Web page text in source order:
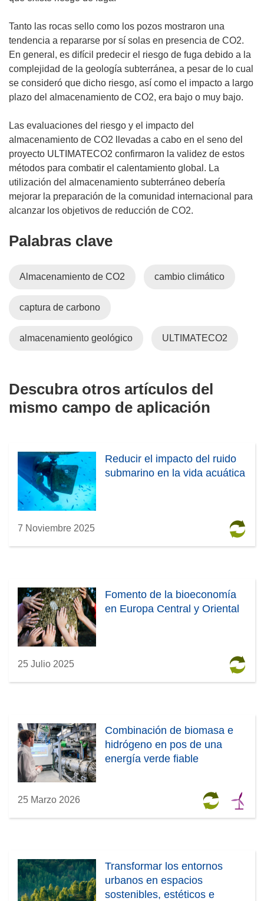
Tanto las rocas sello como los pozos mostraron una
tendencia a repararse por sí solas en presencia de CO2.
En general, es difícil predecir el riesgo de fuga debido a la
complejidad de la geología subterránea, a pesar de lo cual
se consideró que dicho riesgo, así como el impacto a largo
plazo del almacenamiento de CO2, era bajo o muy bajo.
Las evaluaciones del riesgo y el impacto del
almacenamiento de CO2 llevadas a cabo en el seno del
proyecto ULTIMATECO2 confirmaron la validez de estos
métodos para combatir el calentamiento global. La
utilización del almacenamiento subterráneo debería
mejorar la preparación de la comunidad internacional para
alcanzar los objetivos de reducción de CO2.
Palabras clave
Almacenamiento de CO2 cambio climático
captura de carbono
almacenamiento geológico ULTIMATECO2
Descubra otros artículos del
mismo campo de aplicación
Reducir el impacto del ruido
submarino en la vida acuática
7 Noviembre 2025
Fomento de la bioeconomía
en Europa Central y Oriental
25 Julio 2025
Combinación de biomasa e
hidrógeno en pos de una
energía verde fiable
25 Marzo 2026
Transformar los entornos
urbanos en espacios
sostenibles, estéticos e